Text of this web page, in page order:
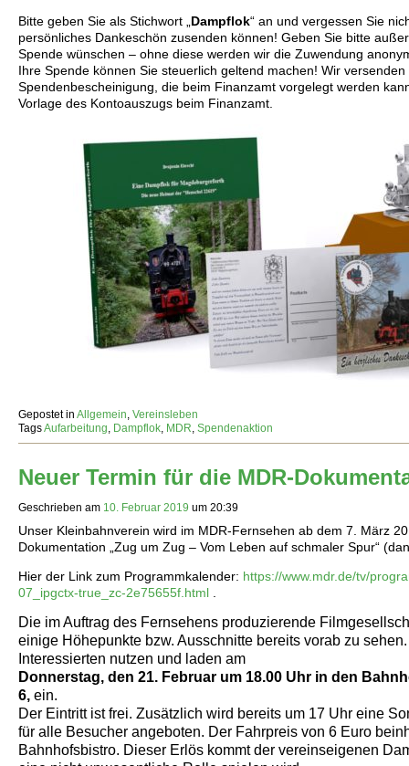
Bitte geben Sie als Stichwort „ Dampflok“ an und vergessen Sie
persönliches Dankeschön zusenden können! Geben Sie bitte
Spende wünschen – ohne diese werden wir die Zuwendung
Ihre Spende können Sie steuerlich geltend machen! Wir
Spendenbescheinigung, die beim Finanzamt vorgelegt werden
Vorlage des Kontoauszugs beim Finanzamt.
Gepostet in Allgemein Vereinsleben
TagsAufarbeitung Dampflok MDR Spendenaktion
Neuer Termin für die MDR-
Geschrieben am 10. Februar 2019 um 20:39
Unser Kleinbahnverein wird im MDR-Fernsehen ab dem 7. März
Dokumentation „Zug um Zug – Vom Leben auf schmaler Spur“
Hier der Link zum Programmkalender: https://www.mdr.de/tv/
07_ipgctx-true_zc-2e75655f.html .
Die im Auftrag des Fernsehens produzierende
einige Höhepunkte bzw. Ausschnitte bereits vorab zu
Interessierten nutzen und laden am
Donnerstag, den 21. Februar um 18.00 Uhr in den
6, ein.
Der Eintritt ist frei. Zusätzlich wird bereits um 17 Uhr eine
für alle Besucher angeboten. Der Fahrpreis von 6 Euro
Bahnhofsbistro. Dieser Erlös kommt der vereinseigenen